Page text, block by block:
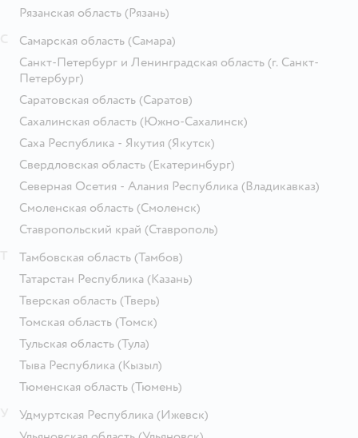
Рязанская область (Рязань)
Самарская область (Самара)
Санкт-Петербург и Ленинградская область (г. Санкт-
Петербург)
Саратовская область (Саратов)
Сахалинская область (Южно-Сахалинск)
Саха Республика - Якутия (Якутск)
Свердловская область (Екатеринбург)
Северная Осетия - Алания Республика (Владикавказ)
Смоленская область (Смоленск)
Ставропольский край (Ставрополь)
Тамбовская область (Тамбов)
Татарстан Республика (Казань)
Тверская область (Тверь)
Томская область (Томск)
Тульская область (Тула)
Тыва Республика (Кызыл)
Тюменская область (Тюмень)
Удмуртская Республика (Ижевск)